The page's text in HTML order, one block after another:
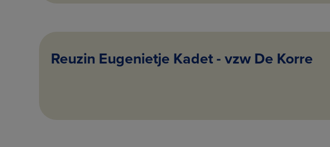
Reuzin Eugenietje Kadet - vzw De Korre